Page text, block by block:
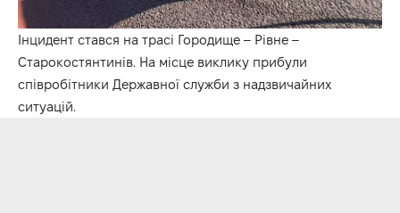
Інцидент стався на трасі Городище – Рівне –
Старокостянтинів. На місце виклику прибули
співробітники Державної служби з надзвичайних
ситуацій.